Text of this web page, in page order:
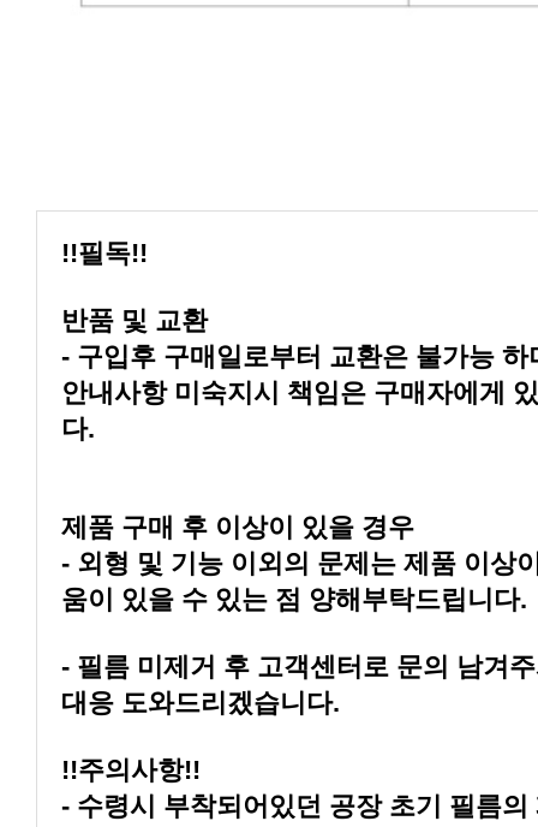
!!필독!!
반품 및 교환
다.
제품 구매 후 이상이 있을 경우
움이 있을 수 있는 점 양해부탁드립니다.
대응 도와드리겠습니다.
!!주의사항!!